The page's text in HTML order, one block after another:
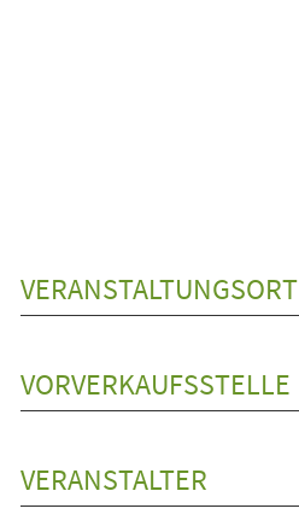
VERANSTALTUNGSORT
VORVERKAUFSSTELLE
VERANSTALTER